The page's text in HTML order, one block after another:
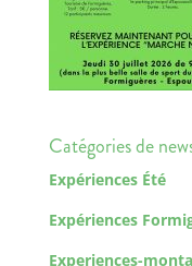
Catégories de
Expériences Été
Expériences
Experiences-